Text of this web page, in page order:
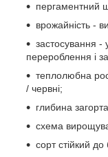
пергаментний
врожайність -
застосування -
перероблення і
теплолюбна
/ червні;
глибина
схема
сорт стійкий до